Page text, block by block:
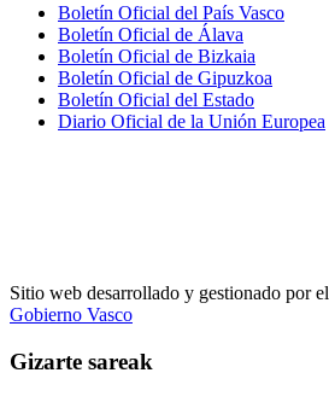
Boletín Oficial del País Vasco
Boletín Oficial de Álava
Boletín Oficial de Bizkaia
Boletín Oficial de Gipuzkoa
Boletín Oficial del Estado
Diario Oficial de la Unión Europea
Sitio web desarrollado y gestionado por el
Gobierno Vasco
Gizarte sareak